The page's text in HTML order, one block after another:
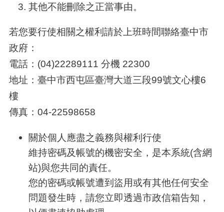
其他不能刪除之正當事由。
若您要行使相關之權利請於上班時間聯絡臺中市
政府：
電話： (04)22289111 分機 22300
地址：臺中市西屯區臺灣大道三段99號文心樓6
樓
傳真： 04-22598658
關於個人應盡之義務與權利行使
維持密碼及帳號的機密安全，是本系統(含網
站)與您共同的責任。
您的密碼或帳號遭到盜用或有其他任何安全
問題發生時，請您立即透過市政信箱告知，